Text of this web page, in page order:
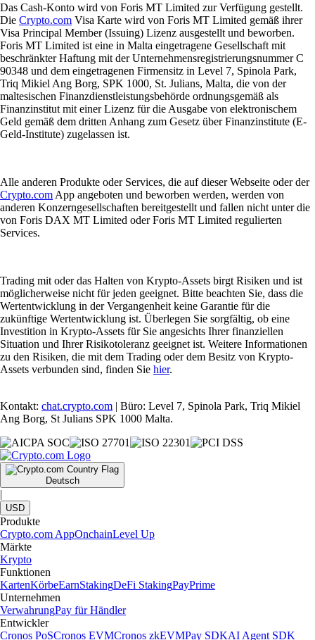
Das Cash-Konto wird von Foris MT Limited zur Verfügung gestellt.
Die Crypto.com Visa Karte wird von Foris MT Limited gemäß ihrer
Visa Principal Member (Issuing) Lizenz ausgestellt und beworben.
Foris MT Limited ist eine in Malta eingetragene Gesellschaft mit
beschränkter Haftung mit der Unternehmensregistrierungsnummer C
90348 und dem eingetragenen Firmensitz in Level 7, Spinola Park,
Triq Mikiel Ang Borg, SPK 1000, St. Julians, Malta, die von der
maltesischen Finanzdienstleistungsbehörde ordnungsgemäß als
Finanzinstitut mit einer Lizenz für die Ausgabe von elektronischem
Geld gemäß dem dritten Anhang zum Gesetz über Finanzinstitute (E-
Geld-Institute) zugelassen ist.
Alle anderen Produkte oder Services, die auf dieser Webseite oder der
Crypto.com App angeboten und beworben werden, werden von
anderen Konzerngesellschaften bereitgestellt und fallen nicht unter die
von Foris DAX MT Limited oder Foris MT Limited regulierten
Services.
Trading mit oder das Halten von Krypto-Assets birgt Risiken und ist
möglicherweise nicht für jeden geeignet. Bitte beachten Sie, dass die
Wertentwicklung in der Vergangenheit keine Garantie für die
zukünftige Wertentwicklung ist. Überlegen Sie sorgfältig, ob eine
Investition in Krypto-Assets für Sie angesichts Ihrer finanziellen
Situation und Ihrer Risikotoleranz geeignet ist. Weitere Informationen
zu den Risiken, die mit dem Trading oder dem Besitz von Krypto-
Assets verbunden sind, finden Sie hier.
Kontakt: chat.crypto.com | Büro: Level 7, Spinola Park, Triq Mikiel
Ang Borg, St Julians SPK 1000 Malta.
Deutsch
|
USD
Produkte
Crypto.com AppOnchainLevel Up
Märkte
Krypto
Funktionen
KartenKörbeEarnStakingDeFi StakingPayPrime
Unternehmen
VerwahrungPay für Händler
Entwickler
Cronos PoSCronos EVMCronos zkEVMPay SDKAI Agent SDK